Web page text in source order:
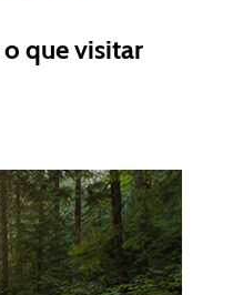
que visitar